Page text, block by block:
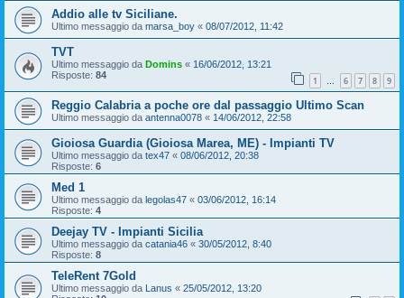
Addio alle tv Siciliane.
Ultimo messaggio da marsa_boy « 08/07/2012, 11:42
TVT
Ultimo messaggio da Domins « 16/06/2012, 13:21
Risposte: 84 1 … 6 7 8 9
Reggio Calabria a poche ore dal passaggio Ultimo Scan
Ultimo messaggio da antenna0078 « 14/06/2012, 22:58
Gioiosa Guardia (Gioiosa Marea, ME) - Impianti TV
Ultimo messaggio da tex47 « 08/06/2012, 20:38
Risposte: 6
Med 1
Ultimo messaggio da legolas47 « 03/06/2012, 16:14
Risposte: 4
Deejay TV - Impianti Sicilia
Ultimo messaggio da catania46 « 30/05/2012, 8:40
Risposte: 8
TeleRent 7Gold
Ultimo messaggio da Lanus « 25/05/2012, 13:20